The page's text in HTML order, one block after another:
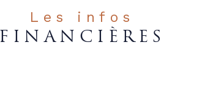
Les infos
FINANCIÈRES